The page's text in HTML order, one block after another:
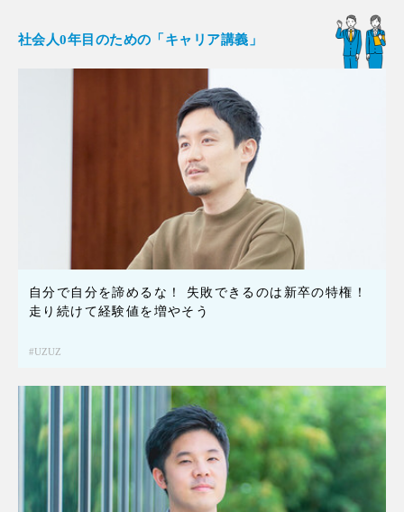
社会人0年目のための「キャリア講義」
自分で自分を諦めるな！ 失敗できるのは新卒の特権！
走り続けて経験値を増やそう
UZUZ